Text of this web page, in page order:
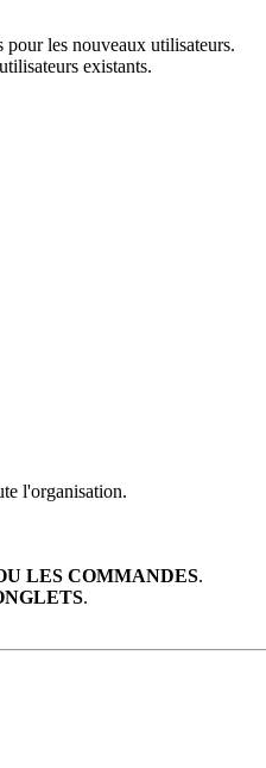
pour les nouveaux utilisateurs.
existants.
l'organisation.
LES COMMANDES.
.